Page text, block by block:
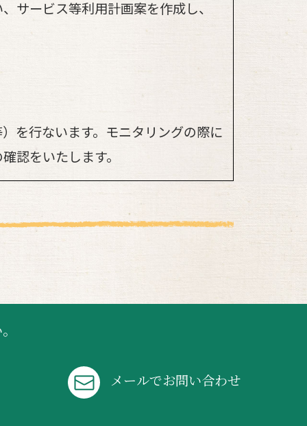
サービス等利用計画案を作成し、
を行ないます。モニタリングの際に
認をいたします。
メールでお問い合わせ